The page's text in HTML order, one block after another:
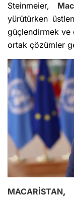
Steinmeier,
yürütürken
güçlendirmek ve
ortak çözümler
MACARİSTAN,